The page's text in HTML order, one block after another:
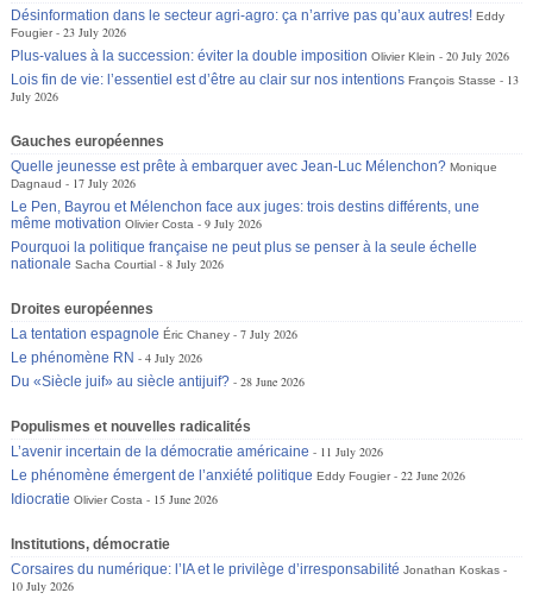
Désinformation dans le secteur agri-agro: ça n’arrive pas qu’aux autres! Eddy
Fougier
23 July 2026
Plus-values à la succession: éviter la double imposition Olivier Klein
20 July 2026
Lois fin de vie: l’essentiel est d’être au clair sur nos intentions François Stasse
13
July 2026
Gauches européennes
Quelle jeunesse est prête à embarquer avec Jean-Luc Mélenchon? Monique
Dagnaud
17 July 2026
Le Pen, Bayrou et Mélenchon face aux juges: trois destins différents, une
même motivation Olivier Costa
9 July 2026
Pourquoi la politique française ne peut plus se penser à la seule échelle
nationale Sacha Courtial 8 July 2026
Droites européennes
La tentation espagnole Éric Chaney
7 July 2026
Le phénomène RN
4 July 2026
Du «Siècle juif» au siècle antijuif?
28 June 2026
Populismes et nouvelles radicalités
L’avenir incertain de la démocratie américaine
11 July 2026
Le phénomène émergent de l’anxiété politique Eddy Fougier
22 June 2026
Idiocratie Olivier Costa 15 June 2026
Institutions, démocratie
Corsaires du numérique: l’IA et le privilège d’irresponsabilité Jonathan Koskas
10 July 2026